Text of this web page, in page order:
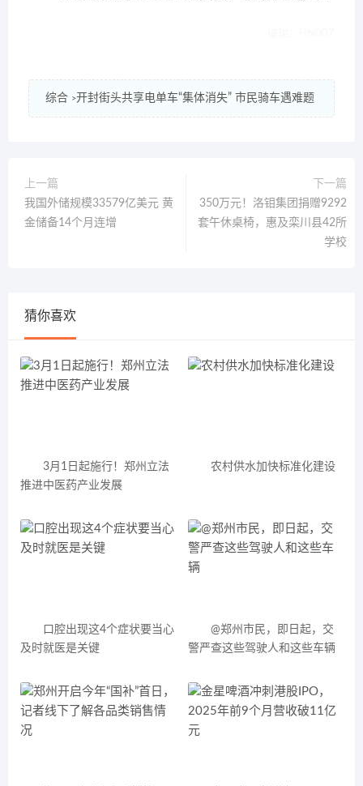
综合 >开封街头共享电单车“集体消失” 市民骑车遇难题
上一篇
我国外储规模33579亿美元 黄
金储备14个月连增
下一篇
350万元！洛钼集团捐赠9292
套午休桌椅，惠及栾川县42所
学校
猜你喜欢
3月1日起施行！郑州立法
推进中医药产业发展
农村供水加快标准化建设
口腔出现这4个症状要当心
及时就医是关键
@郑州市民，即日起，交
警严查这些驾驶人和这些车辆